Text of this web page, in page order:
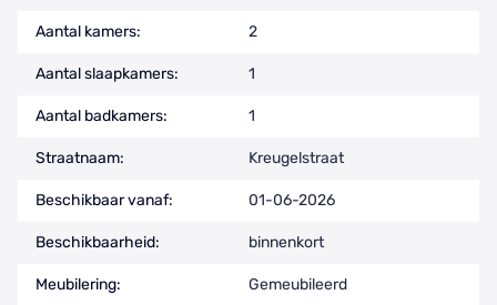
Aantal kamers: 2
Aantal slaapkamers: 1
Aantal badkamers: 1
Straatnaam: Kreugelstraat
Beschikbaar vanaf: 01-06-2026
Beschikbaarheid: binnenkort
Meubilering: Gemeubileerd